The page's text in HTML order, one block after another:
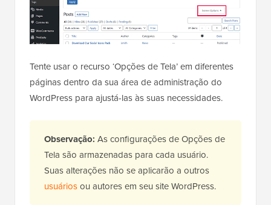
Tente usar o recurso ‘Opções de Tela’ em diferentes
páginas dentro da sua área de administração do
WordPress para ajustá-las às suas necessidades.
Observação: As configurações de Opções de
Tela são armazenadas para cada usuário.
Suas alterações não se aplicarão a outros
usuáriosou autores em seu site WordPress.